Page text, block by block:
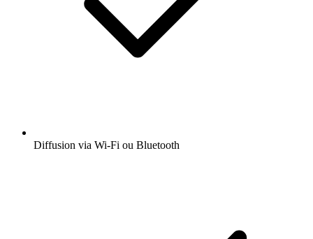
Diffusion via Wi-Fi ou Bluetooth